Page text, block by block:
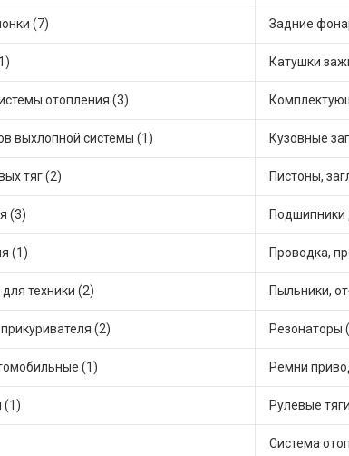
(7) Задние
Катушки
отопления (3)
выхлопной системы (1) Кузовные
тяг (2) Пистоны,
(3) Подшипники
(1) Проводка,
техники (2) Пыльники,
(2) Резонаторы
(1) Ремни
(1) Рулевые
Система